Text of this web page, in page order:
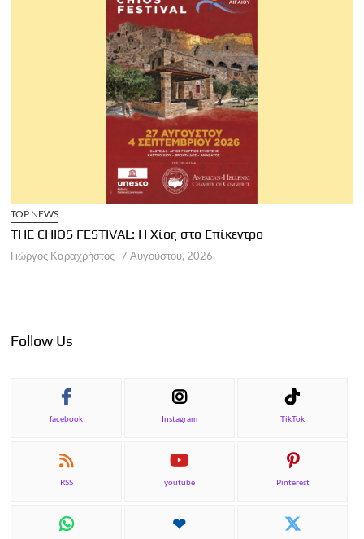
TOP NEWS
THE CHIOS FESTIVAL: Η Χίος στο Επίκεντρο
Γιώργος Καραχρήστος 7 Αυγούστου, 2026
Follow Us
facebook Instagram TikTok
RSS youtube Pinterest